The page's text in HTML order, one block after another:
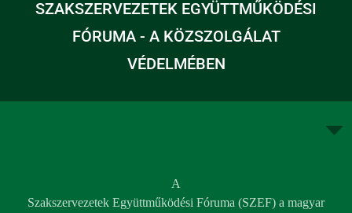
SZAKSZERVEZETEK EGYÜTTMŰKÖDÉSI
FÓRUMA - A KÖZSZOLGÁLAT
VÉDELMÉBEN
A
Szakszervezetek Együttműködési Fóruma (SZEF) a magyar